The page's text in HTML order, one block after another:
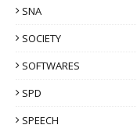
SNA
SOCIETY
SOFTWARES
SPD
SPEECH